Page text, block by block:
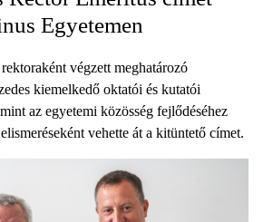
Egyetemen
végzett meghatározó
kiemelkedő oktatói és kutatói
az egyetemi közösség fejlődéséhez
vehette át a kitüntető címet.